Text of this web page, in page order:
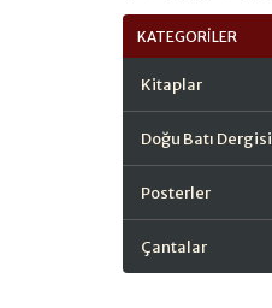
KATEGORILER
Kitaplar
Doğu Batı Dergisi
Posterler
Çantalar